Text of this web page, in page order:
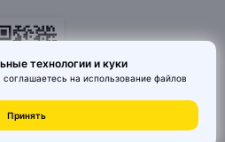
дизайнерских товаров со всего
Все права защищены.
технологии и куки
на использование файлов
Принять